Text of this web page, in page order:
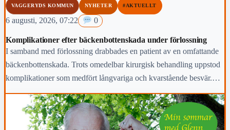
VAGGERYDS KOMMUN NYHETER #AKTUELLT
6 augusti, 2026, 07:22 0
Komplikationer efter bäckenbottenskada under förlossning
I samband med förlossning drabbades en patient av en omfattande
bäckenbottenskada. Trots omedelbar kirurgisk behandling uppstod
komplikationer som medfört långvariga och kvarstående besvär.
Region Jönköpings län anmäler händelsen för prövning enligt lex